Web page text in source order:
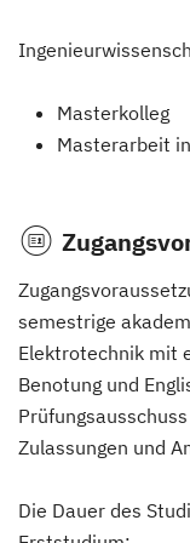
Masterkolleg
Masterarbeit
semestrige
Elektrotechnik mit
Benotung und
Zulassungen und
Die Dauer des